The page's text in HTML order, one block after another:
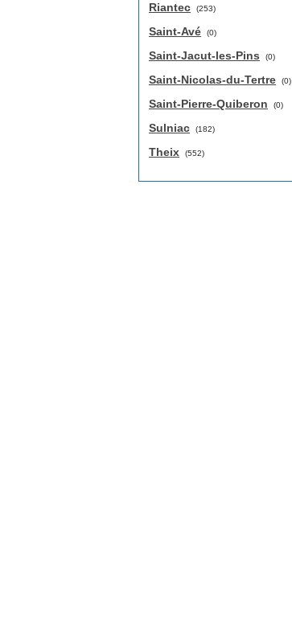
Riantec (253)
Saint-Avé (0)
Saint-Jacut-les-Pins (0)
Saint-Nicolas-du-Tertre (0)
Saint-Pierre-Quiberon (0)
Sulniac (182)
Theix (552)